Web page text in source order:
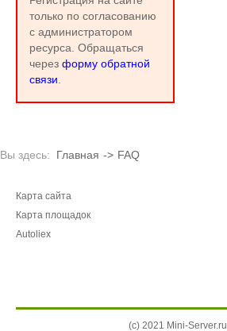
только по согласованию
с администратором
ресурса. Обращаться
через форму обратной
связи
Вы здесь: Главная -> FAQ
Карта сайта
Карта площадок
Autoliex
(c) 2021 Mini-Server.ru